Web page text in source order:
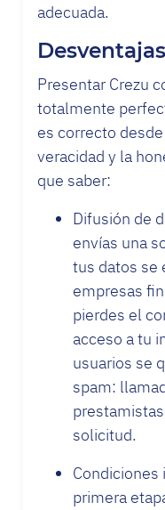
adecuada.
Presentar Crezu
totalmente
es correcto
veracidad y la
que saber:
Difusión de
envías una
tus datos se
empresas
pierdes el
acceso a tu
usuarios se
spam:
solicitud.
Condiciones
primera